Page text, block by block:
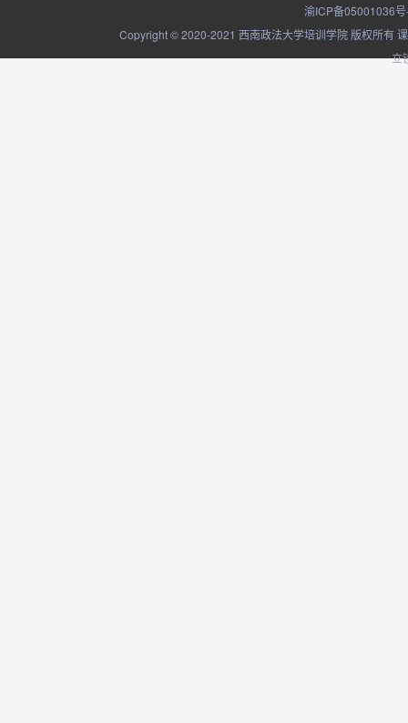
渝ICP备05001036
Copyright © 2020-2021 西南政法大学培训学院 版权所有
立